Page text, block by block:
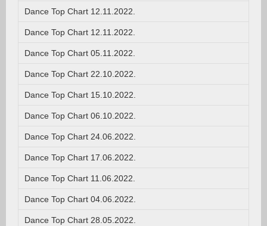
Dance Top Chart 12.11.2022.
Dance Top Chart 12.11.2022.
Dance Top Chart 05.11.2022.
Dance Top Chart 22.10.2022.
Dance Top Chart 15.10.2022.
Dance Top Chart 06.10.2022.
Dance Top Chart 24.06.2022.
Dance Top Chart 17.06.2022.
Dance Top Chart 11.06.2022.
Dance Top Chart 04.06.2022.
Dance Top Chart 28.05.2022.